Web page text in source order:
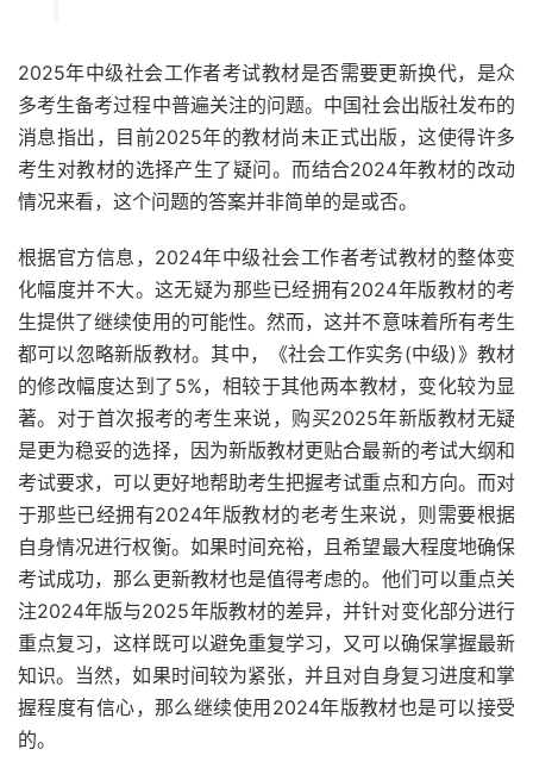
2025年中级社会工作者考试教材是否需要更新换代，是众
多考生备考过程中普遍关注的问题。中国社会出版社发布的
消息指出，目前2025年的教材尚未正式出版，这使得许多
考生对教材的选择产生了疑问。而结合2024年教材的改动
情况来看，这个问题的答案并非简单的是或否。
根据官方信息，2024年中级社会工作者考试教材的整体变
化幅度并不大。这无疑为那些已经拥有2024年版教材的考
生提供了继续使用的可能性。然而，这并不意味着所有考生
都可以忽略新版教材。其中，《社会工作实务(中级)》教材
的修改幅度达到了5%，相较于其他两本教材，变化较为显
著。对于首次报考的考生来说，购买2025年新版教材无疑
是更为稳妥的选择，因为新版教材更贴合最新的考试大纲和
考试要求，可以更好地帮助考生把握考试重点和方向。而对
于那些已经拥有2024年版教材的老考生来说，则需要根据
自身情况进行权衡。如果时间充裕，且希望最大程度地确保
考试成功，那么更新教材也是值得考虑的。他们可以重点关
注2024年版与2025年版教材的差异，并针对变化部分进行
重点复习，这样既可以避免重复学习，又可以确保掌握最新
知识。当然，如果时间较为紧张，并且对自身复习进度和掌
握程度有信心，那么继续使用2024年版教材也是可以接受
的。